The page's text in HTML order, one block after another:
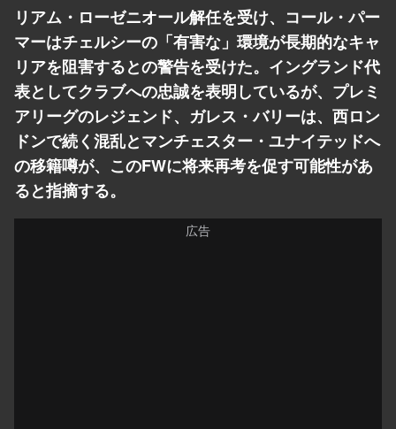
リアム・ローゼニオール解任を受け、コール・パー
マーはチェルシーの「有害な」環境が長期的なキャ
リアを阻害するとの警告を受けた。イングランド代
表としてクラブへの忠誠を表明しているが、プレミ
アリーグのレジェンド、ガレス・バリーは、西ロン
ドンで続く混乱とマンチェスター・ユナイテッドへ
の移籍噂が、このFWに将来再考を促す可能性があ
ると指摘する。